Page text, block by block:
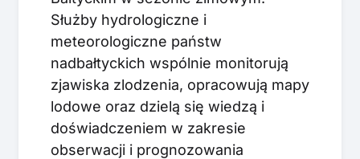
Służby hydrologiczne i
meteorologiczne państw
nadbałtyckich wspólnie monitorują
zjawiska zlodzenia, opracowują mapy
lodowe oraz dzielą się wiedzą i
doświadczeniem w zakresie
obserwacji i prognozowania